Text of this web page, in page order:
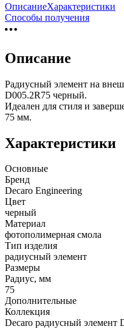
ОписаниеХарактеристики
Способы получения
Описание
Радиусный элемент на
D005.2R75 черный.
Идеален для стиля и
75 мм.
Характеристики
Основные
Бренд
Decaro Engineering
Цвет
черный
Материал
фотополимерная смола
Тип изделия
радиусный элемент
Размеры
Радиус, мм
75
Дополнительные
Коллекция
Decaro радиусный элемент